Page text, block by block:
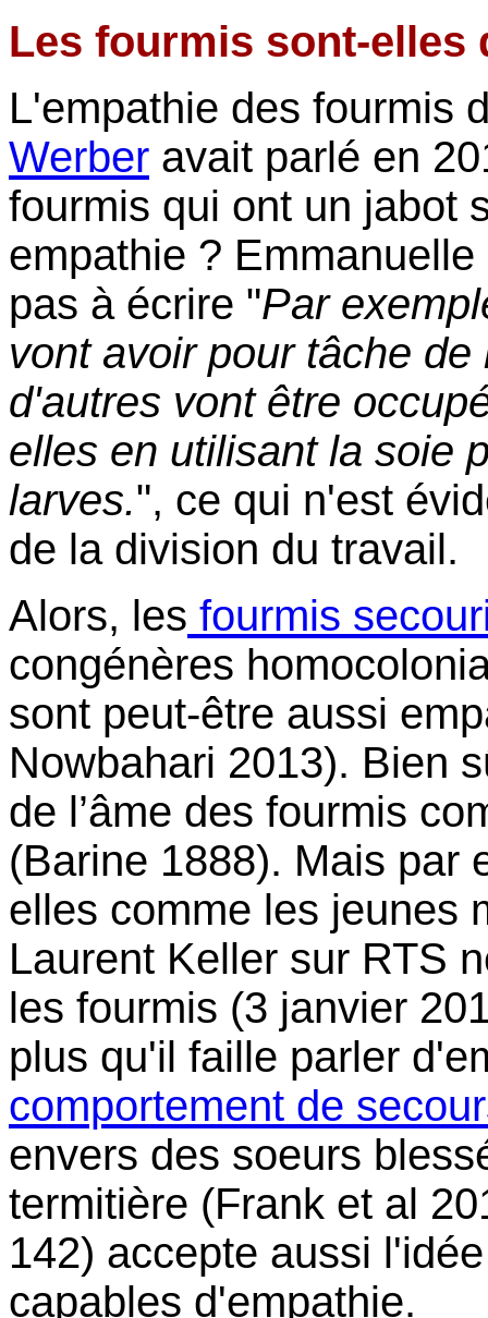
Les fourmis sont-elles
L'empathie des fourmis
Werber avait parlé en
fourmis qui ont un jabot
empathie ?
pas à écrire "Par
vont avoir pour tâche
d'autres vont être
elles en utilisant la soie
larves.", ce qui n'est
de la division du travail.
Alors, les fourmis
congénères
sont peut-être aussi
Nowbahari 2013). Bien
de l’âme des fourmis
(Barine 1888). Mais par
elles comme les jeunes
Laurent Keller sur RTS
les fourmis (3 janvier
plus qu'il faille parler
comportement de
envers des soeurs
termitière (Frank et al
142) accepte aussi
capables d'empathie.